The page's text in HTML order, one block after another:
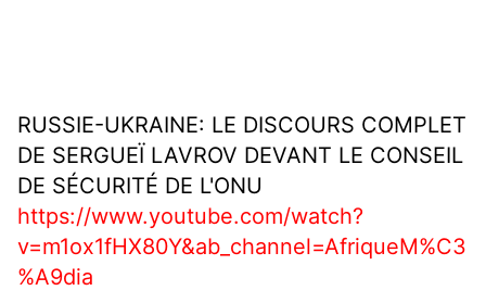
RUSSIE-UKRAINE: LE DISCOURS COMPLET
DE SERGUEÏ LAVROV DEVANT LE CONSEIL
DE SÉCURITÉ DE L'ONU
https://www.youtube.com/watch?
v=m1ox1fHX80Y&ab_channel=AfriqueM%C3
%A9dia